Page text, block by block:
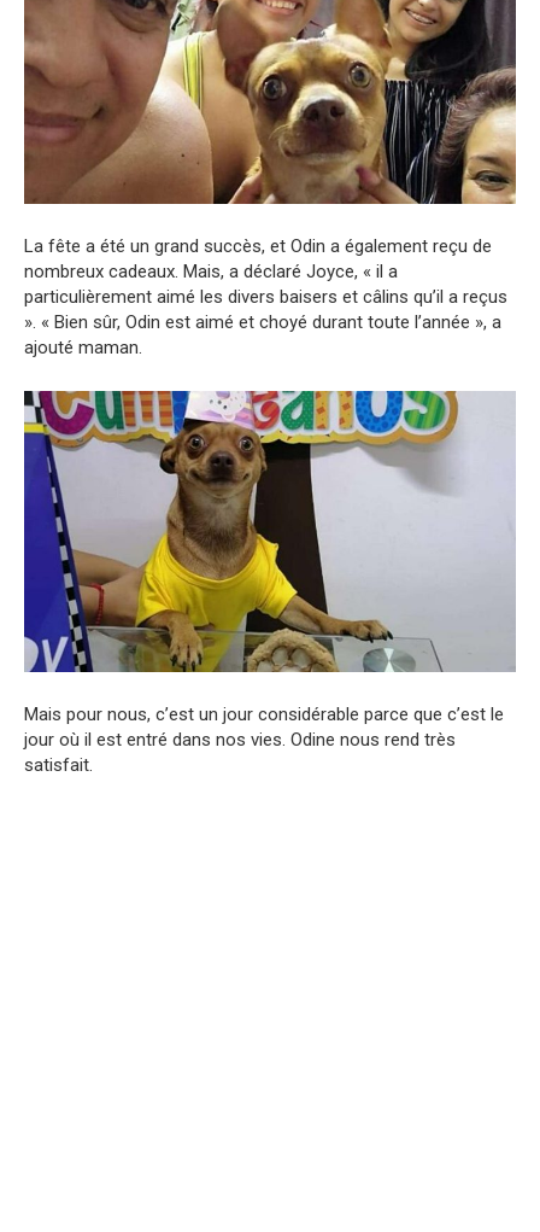
La fête a été un grand succès, et Odin a également reçu de
nombreux cadeaux. Mais, a déclaré Joyce, « il a
particulièrement aimé les divers baisers et câlins qu’il a reçus
». « Bien sûr, Odin est aimé et choyé durant toute l’année », a
ajouté maman.
Mais pour nous, c’est un jour considérable parce que c’est le
jour où il est entré dans nos vies. Odine nous rend très
satisfait.